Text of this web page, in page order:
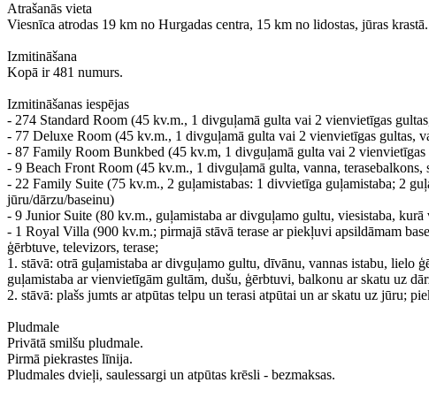
Atrašanās vieta
​Viesnīca atrodas 19 km no Hurgadas centra, 15 km no lidostas, jūras krastā.
Izmitināšana
​Kopā ir 481 numurs.
Izmitināšanas iespējas
​- 274 Standard Room (45 kv.m., 1 divguļamā gulta vai 2 vienvietīgas
- 77 Deluxe Room (45 kv.m., 1 divguļamā gulta vai 2 vienvietīgas gultas,
- 87 Family Room Bunkbed (45 kv.m, 1 divguļamā gulta vai 2
- 9 Beach Front Room (45 kv.m., 1 divguļamā gulta, vanna, terasebalkons,
- 22 Family Suite (75 kv.m., 2 guļamistabas: 1 divvietīga guļamistaba; 2
jūru/dārzu/baseinu)
- 9 Junior Suite (80 kv.m., guļamistaba ar divguļamo gultu, viesistaba,
- 1 Royal Villa (900 kv.m.; pirmajā stāvā terase ar piekļuvi apsildāmam
ģērbtuve, televizors, terase;
1. stāvā: otrā guļamistaba ar divguļamo gultu, dīvānu, vannas istabu, lielo
guļamistaba ar vienvietīgām gultām, dušu, ģērbtuvi, balkonu ar skatu uz
2. stāvā: plašs jumts ar atpūtas telpu un terasi atpūtai un ar skatu uz jūru;
Pludmale
​Privātā smilšu pludmale.
Pirmā piekrastes līnija.
Pludmales dvieļi, saulessargi un atpūtas krēsli - bezmaksas.